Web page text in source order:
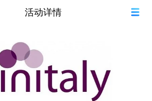
活动详情